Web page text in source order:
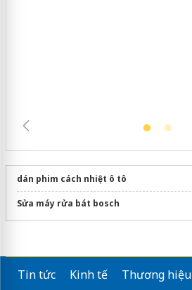
dán phim cách nhiệt ô tô
Sửa máy rửa bát bosch
Tin tức Kinh tế Thương hiệu